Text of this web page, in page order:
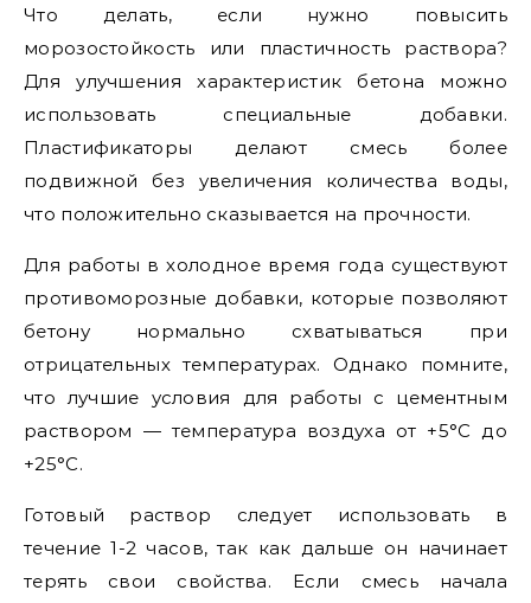
Что делать, если нужно повысить
морозостойкость или пластичность раствора?
Для улучшения характеристик бетона можно
использовать специальные добавки.
Пластификаторы делают смесь более
подвижной без увеличения количества воды,
что положительно сказывается на прочности.
Для работы в холодное время года существуют
противоморозные добавки, которые позволяют
бетону нормально схватываться при
отрицательных температурах. Однако помните,
что лучшие условия для работы с цементным
раствором — температура воздуха от +5°C до
+25°C.
Готовый раствор следует использовать в
течение 1-2 часов, так как дальше он начинает
терять свои свойства. Если смесь начала